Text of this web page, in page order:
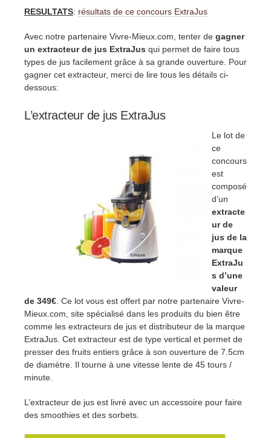
RESULTATS: résultats de ce concours ExtraJus
Avec notre partenaire Vivre-Mieux.com, tenter de gagner
un extracteur de jus ExtraJus qui permet de faire tous
types de jus facilement grâce à sa grande ouverture. Pour
gagner cet extracteur, merci de lire tous les détails ci-
dessous:
L’extracteur de jus ExtraJus
Le lot de
ce
concours
est
composé
d’un
extracte
ur de
jus de la
marque
ExtraJu
s d’une
valeur
de 349€ . Ce lot vous est offert par notre partenaire Vivre-
Mieux.com, site spécialisé dans les produits du bien être
comme les extracteurs de jus et distributeur de la marque
ExtraJus. Cet extracteur est de type vertical et permet de
presser des fruits entiers grâce à son ouverture de 7.5cm
de diamètre. Il tourne à une vitesse lente de 45 tours /
minute.
L’extracteur de jus est livré avec un accessoire pour faire
des smoothies et des sorbets.